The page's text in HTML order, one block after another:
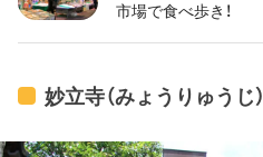
市場で食べ歩き！
妙立寺（みょうりゅうじ）